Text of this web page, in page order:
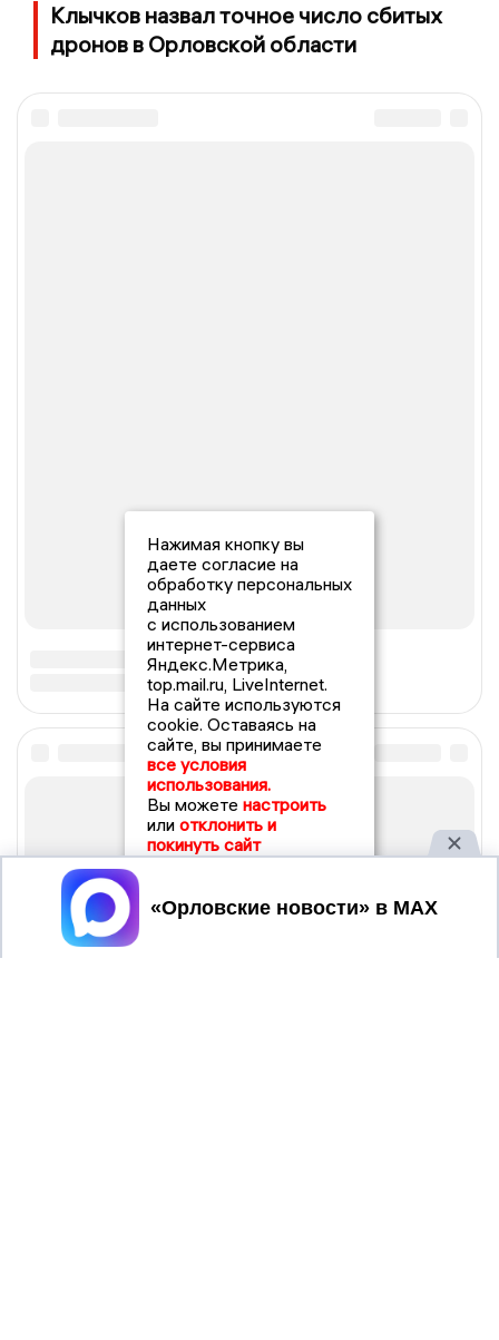
Клычков назвал точное число сбитых
дронов в Орловской области
Нажимая кнопку вы
даете согласие на
обработку персональных
данных
с использованием
интернет-сервиса
Яндекс.Метрика,
top.mail.ru, LiveInternet.
На сайте используются
cookie. Оставаясь на
сайте, вы принимаете
все условия
использования.
Вы можете настроить
или отклонить и
покинуть сайт
Принять